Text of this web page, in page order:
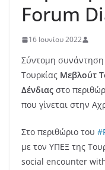
Forum
16 Ιουνίου 2022
Σύντομη συνάντηση
Τουρκίας Mεβλούτ
Δένδιας στο
που γίνεται στην
Στο περιθώριο του
με τον ΥΠΕΞ της
social encounter